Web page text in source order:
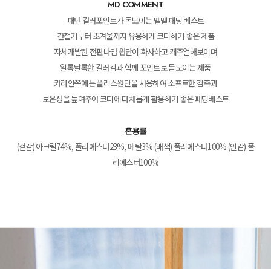
MD COMMENT
패턴 컬러포인트가 돋보이는 멜멜 패딩 베스트
간절기부터 초겨울까지 유용하게 코디하기 좋은 제품
자체개발한 전판나염 원단이 화사하고 캐주얼해보이며
알록달록한 컬러감과 함께 포인트로 돋보이는 제품
카라안쪽에는 플리스원단을 사용하여 소프트한 감촉과
보온성을 높여주어 코디에 다채롭게 활용하기 좋은 패딩베스트
혼용률
(겉감) 아크릴74%, 폴리에스터23%, 메탈3% (배색) 폴리에스터100% (안감) 폴
리에스터100%